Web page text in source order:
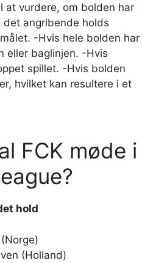
at vurdere, om bolden har
angribende holds
-Hvis hele bolden har
eller baglinjen. -Hvis
spillet. -Hvis bolden
hvilket kan resultere i et
FCK møde i
hold
(Holland)